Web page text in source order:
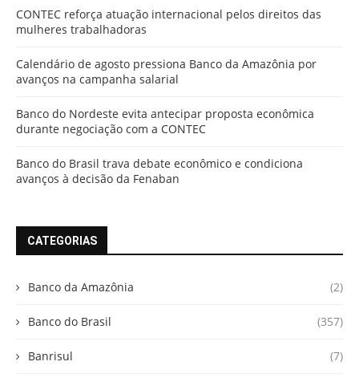
CONTEC reforça atuação internacional pelos direitos das
mulheres trabalhadoras
Calendário de agosto pressiona Banco da Amazônia por
avanços na campanha salarial
Banco do Nordeste evita antecipar proposta econômica
durante negociação com a CONTEC
Banco do Brasil trava debate econômico e condiciona
avanços à decisão da Fenaban
CATEGORIAS
Banco da Amazônia (2)
Banco do Brasil (357)
Banrisul (7)